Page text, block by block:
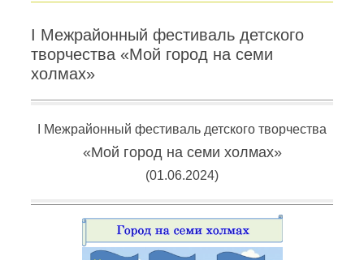
I Межрайонный фестиваль детского
творчества «Мой город на семи
холмах»
I Межрайонный фестиваль детского творчества
«Мой город на семи холмах»
(01.06.2024)